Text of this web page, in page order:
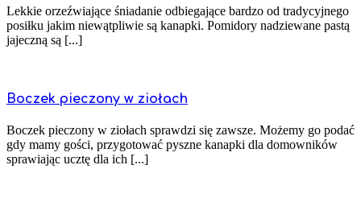
Lekkie orzeźwiające śniadanie odbiegające bardzo od tradycyjnego
posiłku jakim niewątpliwie są kanapki. Pomidory nadziewane pastą
jajeczną są [...]
Boczek pieczony w ziołach
Boczek pieczony w ziołach sprawdzi się zawsze. Możemy go podać
gdy mamy gości, przygotować pyszne kanapki dla domowników
sprawiając ucztę dla ich [...]